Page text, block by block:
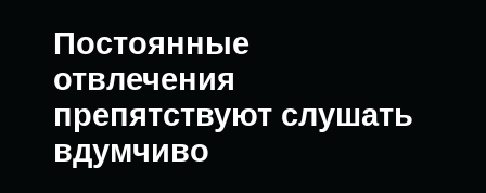
Постоянные
отвлечения
препятствуют слушать
вдумчиво